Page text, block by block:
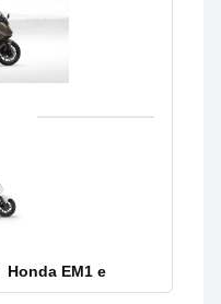
Honda EM1 e